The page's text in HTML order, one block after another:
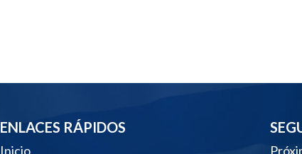
ENLACES RÁPIDOS
Inicio